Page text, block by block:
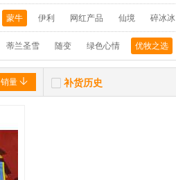
蒙牛 伊利 网红产品 仙境 碎冰冰
蒂兰圣雪 随变 绿色心情 优牧之选
销量   补货历史